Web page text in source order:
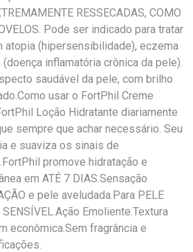
RESSECADAS, COMO
Pode ser indicado para tratar
(hipersensibilidade), eczema
inflamatória crônica da pele).
saudável da pele, com brilho
usar o FortPhil Creme
Loção Hidratante diariamente
sempre que achar necessário. Seu
e suaviza os sinais de
promove hidratação e
em ATÉ 7 DIAS.Sensação
e pele aveludada.Para PELE
Emoliente.Textura
econômica.Sem fragrância e